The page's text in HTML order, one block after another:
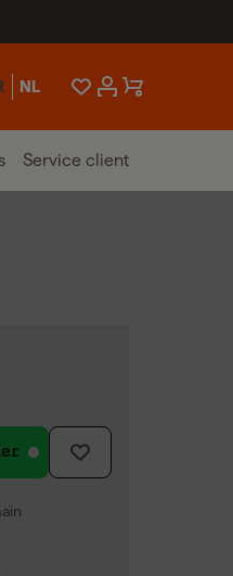
NL
Service client